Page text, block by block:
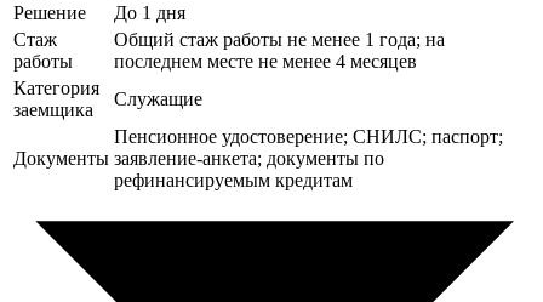
Решение
До 1 дня
Стаж
работы
Общий стаж работы не менее 1 года; на
последнем месте не менее 4 месяцев
Категория
заемщика
Служащие
Документы
Пенсионное удостоверение; СНИЛС; паспорт;
заявление-анкета; документы по
рефинансируемым кредитам